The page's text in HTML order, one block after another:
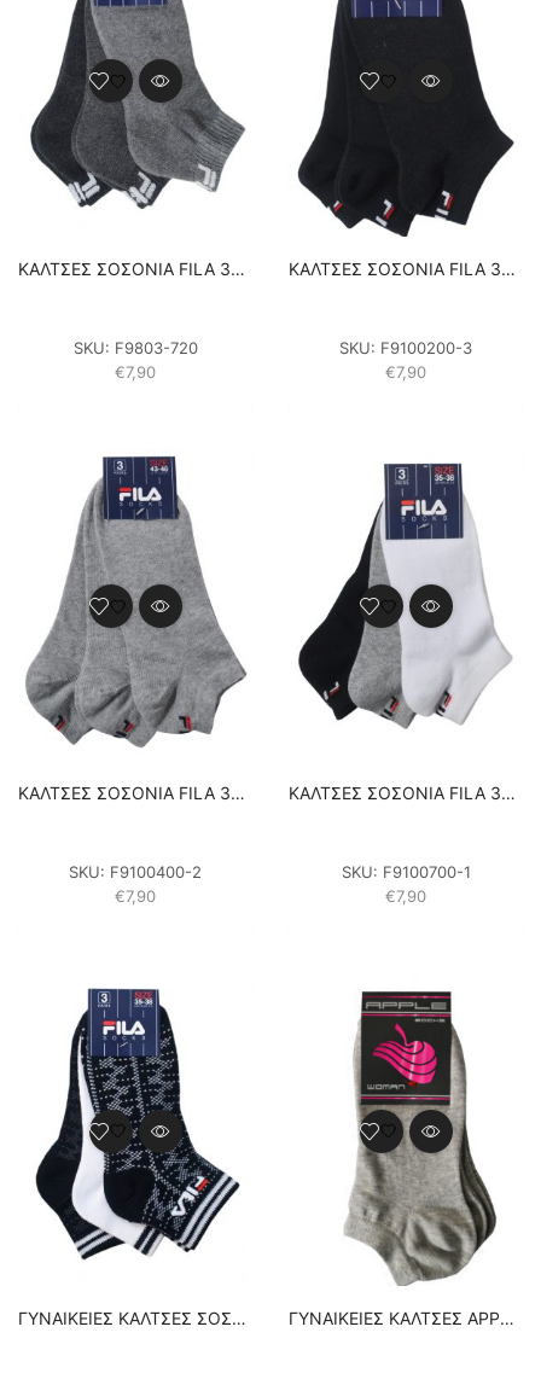
ΚΑΛΤΣΕΣ ΣΟΣΟΝΙΑ FILA 3PACK UNISEX F9803-720 ΑΝΘΡΑΚΙ
SKU: F9803-720
€7,90
ΚΑΛΤΣΕΣ ΣΟΣΟΝΙΑ FILA 3PACK UNISEX F9100200 – ΜΑΥΡΟ
SKU: F9100200-3
€7,90
ΚΑΛΤΣΕΣ ΣΟΣΟΝΙΑ FILA 3PACK UNISEX F9100400 – ΓΚΡΙ
SKU: F9100400-2
€7,90
ΚΑΛΤΣΕΣ ΣΟΣΟΝΙΑ FILA 3PACK UNISEX F9100700 – ΛΕΥΚΟ/ΜΑΥΡΟ/ΓΚΡΙ
SKU: F9100700-1
€7,90
ΓΥΝΑΙΚΕΙΕΣ ΚΑΛΤΣΕΣ ΣΟΣΟΝΙΑ FILA 3PACK F6108-321 NAVY ΓΥΝΑΙΚΕΙΕΣ ΚΑΛΤΣΕΣ APPLE ΣΟΣΟΝΙΑ ΒΑΜΒΑΚΕΡΕΣ – 3 ΖΕΥΓΑΡΙΑ – ΓΚΡΙ